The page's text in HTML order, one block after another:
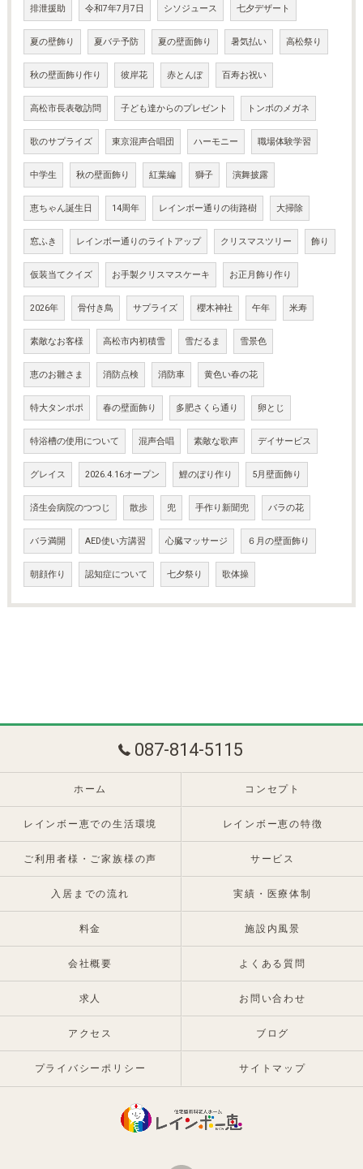
排泄援助 令和7年7月7日 シソジュース 七夕デザート
夏の壁飾り 夏バテ予防 夏の壁面飾り 暑気払い 高松祭り
秋の壁面飾り作り 彼岸花 赤とんぼ 百寿お祝い
高松市長表敬訪問 子ども達からのプレゼント トンボのメガネ
歌のサプライズ 東京混声合唱団 ハーモニー 職場体験学習
中学生 秋の壁面飾り 紅葉編 獅子 演舞披露
恵ちゃん誕生日 14周年 レインボー通りの街路樹 大掃除
窓ふき レインボー通りのライトアップ クリスマスツリー 飾り
仮装当てクイズ お手製クリスマスケーキ お正月飾り作り
2026年 骨付き鳥 サプライズ 櫻木神社 午年 米寿
素敵なお客様 高松市内初積雪 雪だるま 雪景色
恵のお雛さま 消防点検 消防車 黄色い春の花
特大タンポポ 春の壁面飾り 多肥さくら通り 卵とじ
特浴槽の使用について 混声合唱 素敵な歌声 デイサービス
グレイス 2026.4.16オープン 鯉のぼり作り 5月壁面飾り
済生会病院のつつじ 散歩 兜 手作り新聞兜 バラの花
バラ満開 AED使い方講習 心臓マッサージ ６月の壁面飾り
朝顔作り 認知症について 七夕祭り 歌体操
087-814-5115
ホーム コンセプト
レインボー恵での生活環境 レインボー恵の特徴
ご利用者様・ご家族様の声 サービス
入居までの流れ 実績・医療体制
料金 施設内風景
会社概要 よくある質問
求人 お問い合わせ
アクセス ブログ
プライバシーポリシー サイトマップ